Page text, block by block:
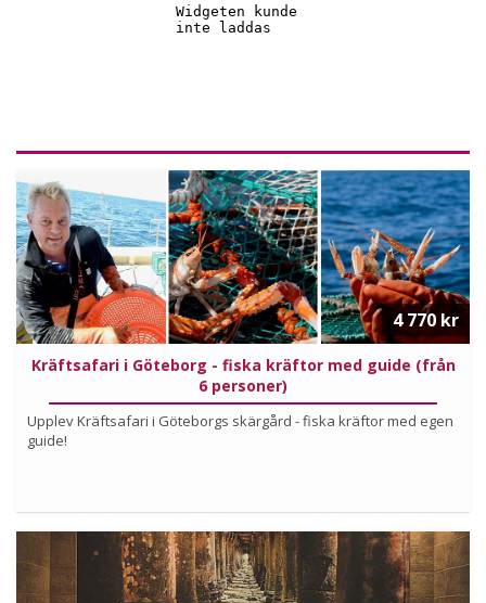
Kräftsafari i Göteborg - fiska kräftor med guide (från
6 personer)
Upplev Kräftsafari i Göteborgs skärgård - fiska kräftor med egen
guide!
4 770 kr
Läs mer om upplevelsen